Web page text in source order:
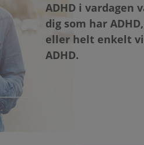
ADHD i vardagen
dig som har
eller helt enkelt
ADHD.